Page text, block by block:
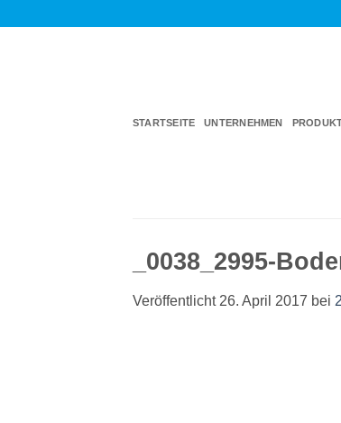
STARTSEITE UNTERNEHMEN
_0038_2995-
Veröffentlicht 26. April 2017 bei